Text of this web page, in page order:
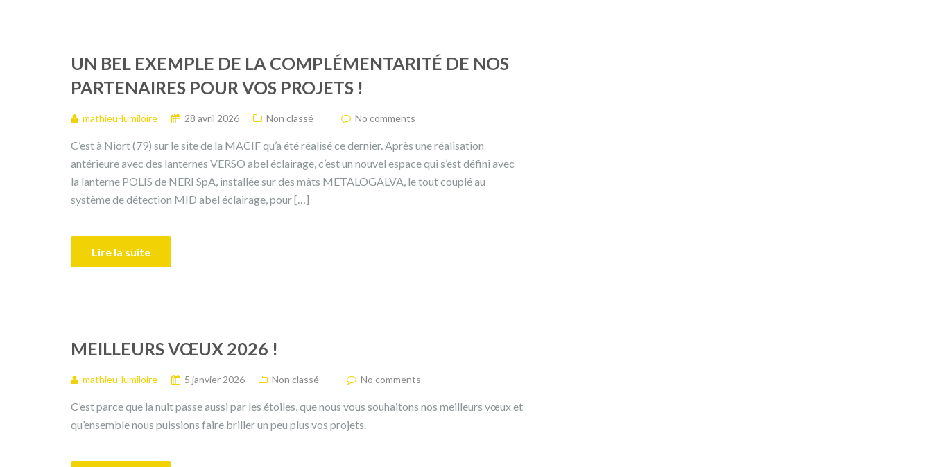
UN BEL EXEMPLE DE LA COMPLÉMENTARITÉ DE NOS
PARTENAIRES POUR VOS PROJETS !
mathieu-lumiloire 28 avril 2026 Non classé No comments
C’est à Niort (79) sur le site de la MACIF qu’a été réalisé ce dernier. Après une réalisation
antérieure avec des lanternes VERSO abel éclairage, c’est un nouvel espace qui s’est défini avec
la lanterne POLIS de NERI SpA, installée sur des mâts METALOGALVA, le tout couplé au
système de détection MID abel éclairage, pour […]
Lire la suite
MEILLEURS VŒUX 2026 !
mathieu-lumiloire 5 janvier 2026 Non classé No comments
C’est parce que la nuit passe aussi par les étoiles, que nous vous souhaitons nos meilleurs vœux et
qu’ensemble nous puissions faire briller un peu plus vos projets.